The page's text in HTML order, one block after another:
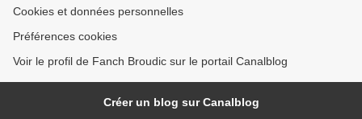
Cookies et données personnelles
Préférences cookies
Voir le profil de Fanch Broudic sur le portail Canalblog
Créer un blog sur Canalblog